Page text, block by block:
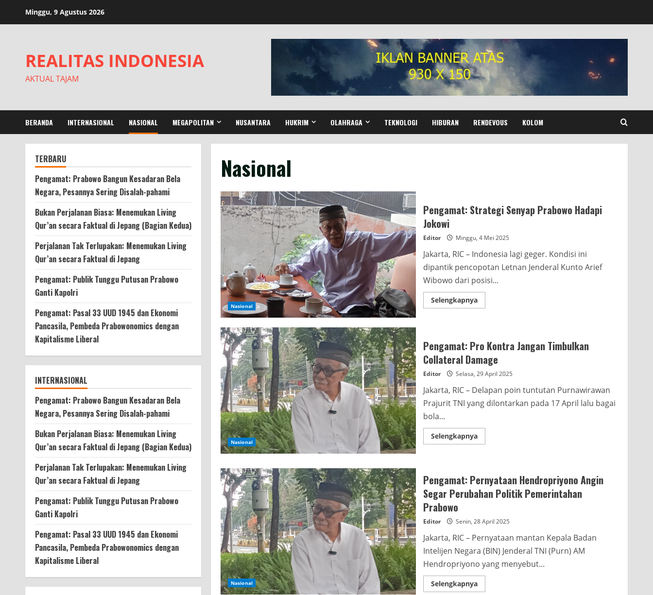
Minggu, 9 Agustus 2026
REALITAS INDONESIA
AKTUAL TAJAM
BERANDA INTERNASIONAL NASIONAL MEGAPOLITAN NUSANTARA HUKRIM OLAHRAGA TEKNOLOGI HIBURAN RENDEVOUS KOLOM
Nasional
Nasional
Pengamat: Strategi Senyap Prabowo Hadapi
Jokowi
Editor Minggu, 4 Mei 2025
Jakarta, RIC – Indonesia lagi geger. Kondisi ini
dipantik pencopotan Letnan Jenderal Kunto Arief
Wibowo dari posisi...
SelengkapnyaRead
more
Prabowo
Hadapi
Nasional
Pengamat: Pro Kontra Jangan Timbulkan
Collateral Damage
Editor Selasa, 29 April 2025
Jakarta, RIC – Delapan poin tuntutan Purnawirawan
Prajurit TNI yang dilontarkan pada 17 April lalu bagai
bola...
SelengkapnyaRead
more
Jangan
Timbulkan
Collateral
Damage
Nasional
Pengamat: Pernyataan Hendropriyono Angin
Segar Perubahan Politik Pemerintahan
Prabowo
Editor Senin, 28 April 2025
Jakarta, RIC – Pernyataan mantan Kepala Badan
Intelijen Negara (BIN) Jenderal TNI (Purn) AM
Hendropriyono yang menyebut...
SelengkapnyaRead
more
TERBARU
Pengamat: Prabowo Bangun Kesadaran Bela
Negara, Pesannya Sering Disalah-pahami
Bukan Perjalanan Biasa: Menemukan Living
Qur’an secara Faktual di Jepang (Bagian Kedua)
Perjalanan Tak Terlupakan: Menemukan Living
Qur’an secara Faktual di Jepang
Pengamat: Publik Tunggu Putusan Prabowo
Ganti Kapolri
Pengamat: Pasal 33 UUD 1945 dan Ekonomi
Pancasila, Pembeda Prabowonomics dengan
Kapitalisme Liberal
INTERNASIONAL
Pengamat: Prabowo Bangun Kesadaran Bela
Negara, Pesannya Sering Disalah-pahami
Bukan Perjalanan Biasa: Menemukan Living
Qur’an secara Faktual di Jepang (Bagian Kedua)
Perjalanan Tak Terlupakan: Menemukan Living
Qur’an secara Faktual di Jepang
Pengamat: Publik Tunggu Putusan Prabowo
Ganti Kapolri
Pengamat: Pasal 33 UUD 1945 dan Ekonomi
Pancasila, Pembeda Prabowonomics dengan
Kapitalisme Liberal